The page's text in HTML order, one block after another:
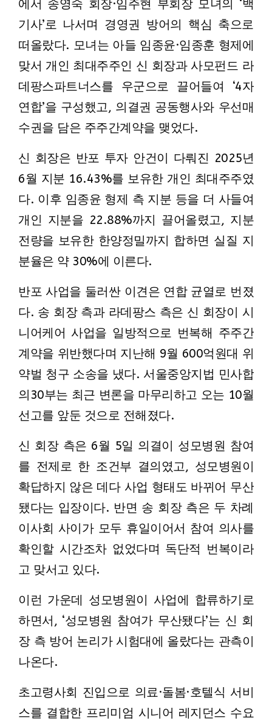
에서 송영숙 회장·임주현 부회장 모녀의 ‘백
기사’로 나서며 경영권 방어의 핵심 축으로
떠올랐다. 모녀는 아들 임종윤·임종훈 형제에
맞서 개인 최대주주인 신 회장과 사모펀드 라
데팡스파트너스를 우군으로 끌어들여 ‘4자
연합’을 구성했고, 의결권 공동행사와 우선매
수권을 담은 주주간계약을 맺었다.
신 회장은 반포 투자 안건이 다뤄진 2025년
6월 지분 16.43%를 보유한 개인 최대주주였
다. 이후 임종윤 형제 측 지분 등을 더 사들여
개인 지분을 22.88%까지 끌어올렸고, 지분
전량을 보유한 한양정밀까지 합하면 실질 지
분율은 약 30%에 이른다.
반포 사업을 둘러싼 이견은 연합 균열로 번졌
다. 송 회장 측과 라데팡스 측은 신 회장이 시
니어케어 사업을 일방적으로 번복해 주주간
계약을 위반했다며 지난해 9월 600억원대 위
약벌 청구 소송을 냈다. 서울중앙지법 민사합
의30부는 최근 변론을 마무리하고 오는 10월
선고를 앞둔 것으로 전해졌다.
신 회장 측은 6월 5일 의결이 성모병원 참여
를 전제로 한 조건부 결의였고, 성모병원이
확답하지 않은 데다 사업 형태도 바뀌어 무산
됐다는 입장이다. 반면 송 회장 측은 두 차례
이사회 사이가 모두 휴일이어서 참여 의사를
확인할 시간조차 없었다며 독단적 번복이라
고 맞서고 있다.
이런 가운데 성모병원이 사업에 합류하기로
하면서, ‘성모병원 참여가 무산됐다’는 신 회
장 측 방어 논리가 시험대에 올랐다는 관측이
나온다.
초고령사회 진입으로 의료·돌봄·호텔식 서비
스를 결합한 프리미엄 시니어 레지던스 수요